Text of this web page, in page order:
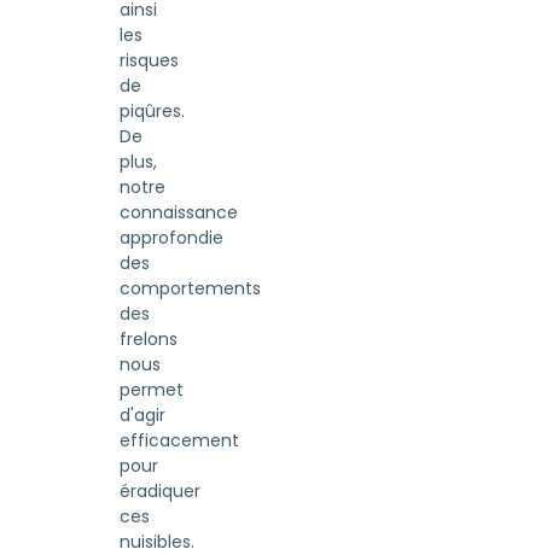
ainsi
les
risques
de
piqûres.
De
plus,
notre
connaissance
approfondie
des
comportements
des
frelons
nous
permet
d'agir
efficacement
pour
éradiquer
ces
nuisibles.